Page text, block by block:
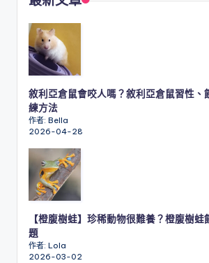
敘利亞倉鼠會咬人嗎？敘利亞倉鼠習性、
練方法
作者: Bella
2026-04-28
【橙腹樹蛙】珍稀動物很難養？橙腹樹
題
作者: Lola
2026-03-02